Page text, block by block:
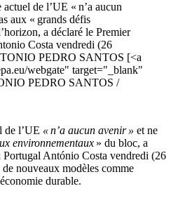
de l’UE « n’a aucun
aux « grands défis
a déclaré le Premier
Costa vendredi (26
PEDRO SANTOS [<a
webgate" target="_blank"
PEDRO SANTOS /
de l’UE « n’a aucun avenir » et ne
environnementaux » du bloc, a
Portugal António Costa vendredi (26
nouveaux modèles comme
durable.